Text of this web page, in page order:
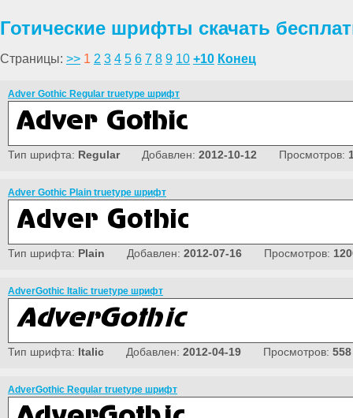
Готические шрифты скачать
Страницы: >> 1 2 3 4 5 6 7 8 9 10 +10 Конец
Adver Gothic Regular truetype шрифт
Тип шрифта: RegularДобавлен: 2012-10-12 Просмотров:
Adver Gothic Plain truetype шрифт
Тип шрифта: Plain Добавлен: 2012-07-16 Просмотров:
AdverGothic Italic truetype шрифт
Тип шрифта: Italic Добавлен: 2012-04-19 Просмотров: 558
AdverGothic Regular truetype шрифт